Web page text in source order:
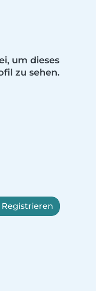
um dieses
zu sehen.